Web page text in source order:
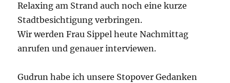
Relaxing am Strand auch noch eine kurze
Stadtbesichtigung verbringen.
Wir werden Frau Sippel heute Nachmittag
anrufen und genauer interviewen.
Gudrun habe ich unsere Stopover Gedanken